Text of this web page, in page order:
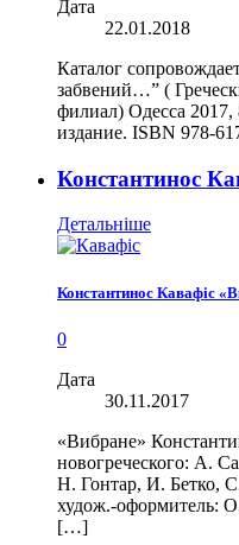
Дата
22.01.2018
Каталог
забвений…” (
филиал) Одесса 2017,
издание. ISBN 978-
Константинос
Детальніше
Константинос Кавафіс
0
Дата
30.11.2017
«Вибране»
новогреческого: А.
Н. Гонтар, И. Бетко,
худож.-оформитель:
[…]